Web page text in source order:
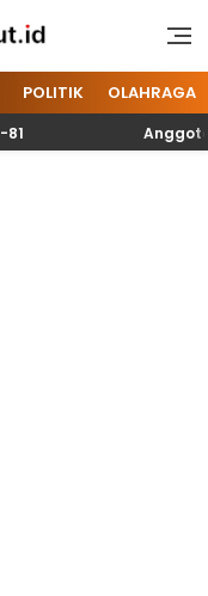
POLITIK OLAHRAGA
Anggota